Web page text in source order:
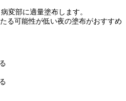
変部に適量塗布します。
る可能性が低い夜の塗布がおすすめ